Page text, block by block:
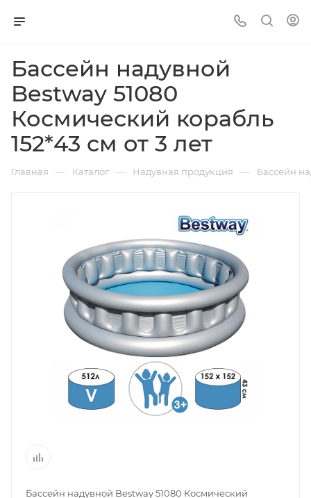
Бассейн надувной
Bestway 51080
Космический корабль
152*43 см от 3 лет
Главная — Каталог — Надувная продукция — Бассейн
Бассейн надувной Bestway 51080 Космический